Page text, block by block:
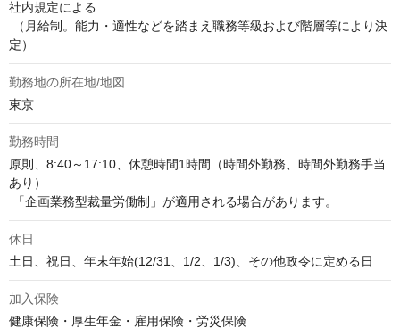
社内規定による
定）
勤務地の所在地/地図
東京
勤務時間
原則、8:40～17:10、休憩時間1時間（時間外勤務、時間外勤務手当
あり）
「企画業務型裁量労働制」が適用される場合があります。
休日
土日、祝日、年末年始(12/31、1/2、1/3)、その他政令に定める日
加入保険
健康保険・厚生年金・雇用保険・労災保険